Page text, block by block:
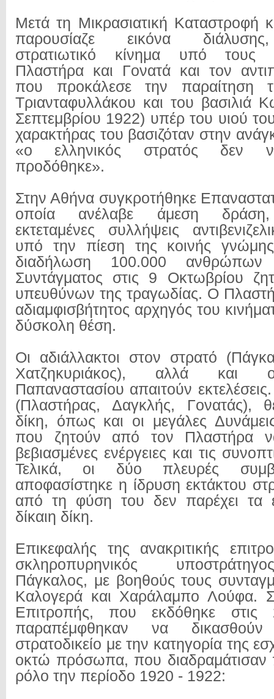
Μετά τη Μικρασιατική Καταστροφή
παρουσίαζε εικόνα
στρατιωτικό κίνημα υπό τους
Πλαστήρα και Γονατά και τον
που προκάλεσε την παραίτηση
Τριανταφυλλάκου και του βασιλιά
Σεπτεμβρίου 1922) υπέρ του υιού
χαρακτήρας του βασιζόταν στην
«ο ελληνικός στρατός δεν
προδόθηκε».
Στην Αθήνα συγκροτήθηκε
οποία ανέλαβε άμεση δράση,
εκτεταμένες συλλήψεις
υπό την πίεση της κοινής
διαδήλωση 100.000 ανθρώπων
Συντάγματος στις 9 Οκτωβρίου
υπευθύνων της τραγωδίας. Ο
αδιαμφισβήτητος αρχηγός του
δύσκολη θέση.
Οι αδιάλλακτοι στον στρατό
Χατζηκυριάκος), αλλά και
Παπαναστασίου απαιτούν
(Πλαστήρας, Δαγκλής, Γονατάς),
δίκη, όπως και οι μεγάλες
που ζητούν από τον Πλαστήρα
βεβιασμένες ενέργειες και τις
Τελικά, οι δύο πλευρές
αποφασίστηκε η ίδρυση εκτάκτου
από τη φύση του δεν παρέχει τα
δίκαιη δίκη.
Επικεφαλής της ανακριτικής
σκληροπυρηνικός
Πάγκαλος, με βοηθούς τους
Καλογερά και Χαράλαμπο Λούφα.
Επιτροπής, που εκδόθηκε στις
παραπέμφθηκαν να
στρατοδικείο με την κατηγορία της
οκτώ πρόσωπα, που διαδραμάτισαν
ρόλο την περίοδο 1920 - 1922: